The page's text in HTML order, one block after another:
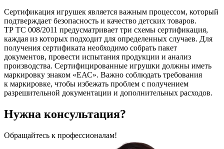
Сертификация игрушек является важным процессом, который
подтверждает безопасность и качество детских товаров.
ТР ТС 008/2011 предусматривает три схемы сертификация,
каждая из которых подходит для определенных случаев. Для
получения сертификата необходимо собрать пакет
документов, провести испытания продукции и анализ
производства. Сертифицированные игрушки должны иметь
маркировку знаком «ЕАС». Важно соблюдать требования
к маркировке, чтобы избежать проблем с получением
разрешительной документации и дополнительных расходов.
Нужна консультация?
Обращайтесь к профессионалам!